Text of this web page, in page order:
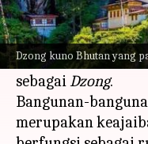
Dzong kuno Bhutan yang
Bhutan, negeri
pegunungan
struktur megah
sebagaiDzong.
Bangunan-
merupakan